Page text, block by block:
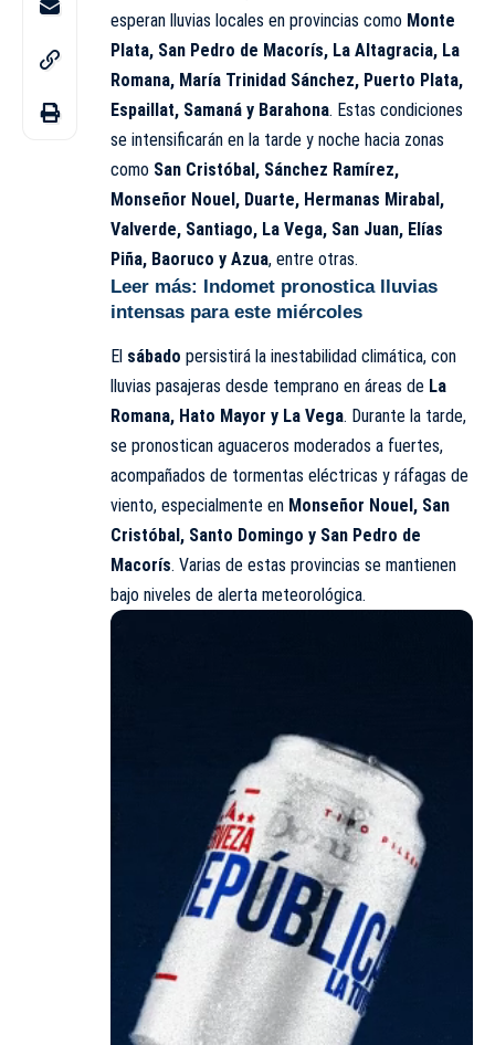
esperan lluvias locales en provincias como Monte
Plata, San Pedro de Macorís, La Altagracia, La
Romana, María Trinidad Sánchez, Puerto Plata,
Espaillat, Samaná y Barahona. Estas condiciones
se intensificarán en la tarde y noche hacia zonas
como San Cristóbal, Sánchez Ramírez,
Monseñor Nouel, Duarte, Hermanas Mirabal,
Valverde, Santiago, La Vega, San Juan, Elías
Piña, Baoruco y Azua, entre otras.
Leer más: Indomet pronostica lluvias
intensas para este miércoles
El sábado persistirá la inestabilidad climática, con
lluvias pasajeras desde temprano en áreas de La
Romana, Hato Mayor y La Vega. Durante la tarde,
se pronostican aguaceros moderados a fuertes,
acompañados de tormentas eléctricas y ráfagas de
viento, especialmente en Monseñor Nouel, San
Cristóbal, Santo Domingo y San Pedro de
Macorís. Varias de estas provincias se mantienen
bajo niveles de alerta meteorológica.